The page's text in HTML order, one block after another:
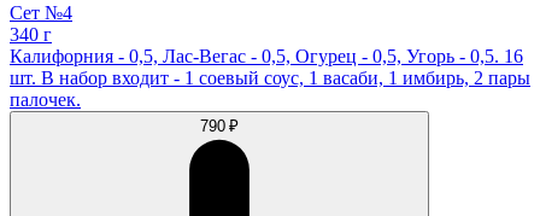
Сет №4
340 г
Калифорния - 0,5, Лас-Вегас - 0,5, Огурец - 0,5, Угорь - 0,5. 16
шт. В набор входит - 1 соевый соус, 1 васаби, 1 имбирь, 2 пары
палочек.
790 ₽